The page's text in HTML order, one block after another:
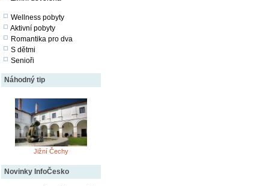
Wellness pobyty
Aktivní pobyty
Romantika pro dva
S dětmi
Senioři
Náhodný tip
Jižní Čechy
Novinky InfoČesko